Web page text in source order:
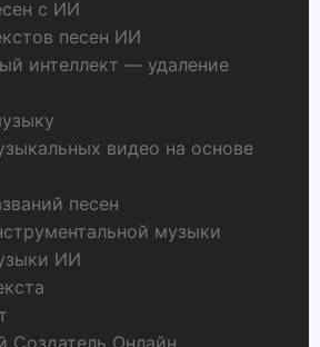
с ИИ
песен ИИ
интеллект — удаление
видео на основе
песен
музыки
ИИ
Создатель Онлайн